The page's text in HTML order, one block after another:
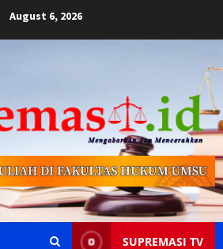
August 6, 2026
SUPREMASI TV